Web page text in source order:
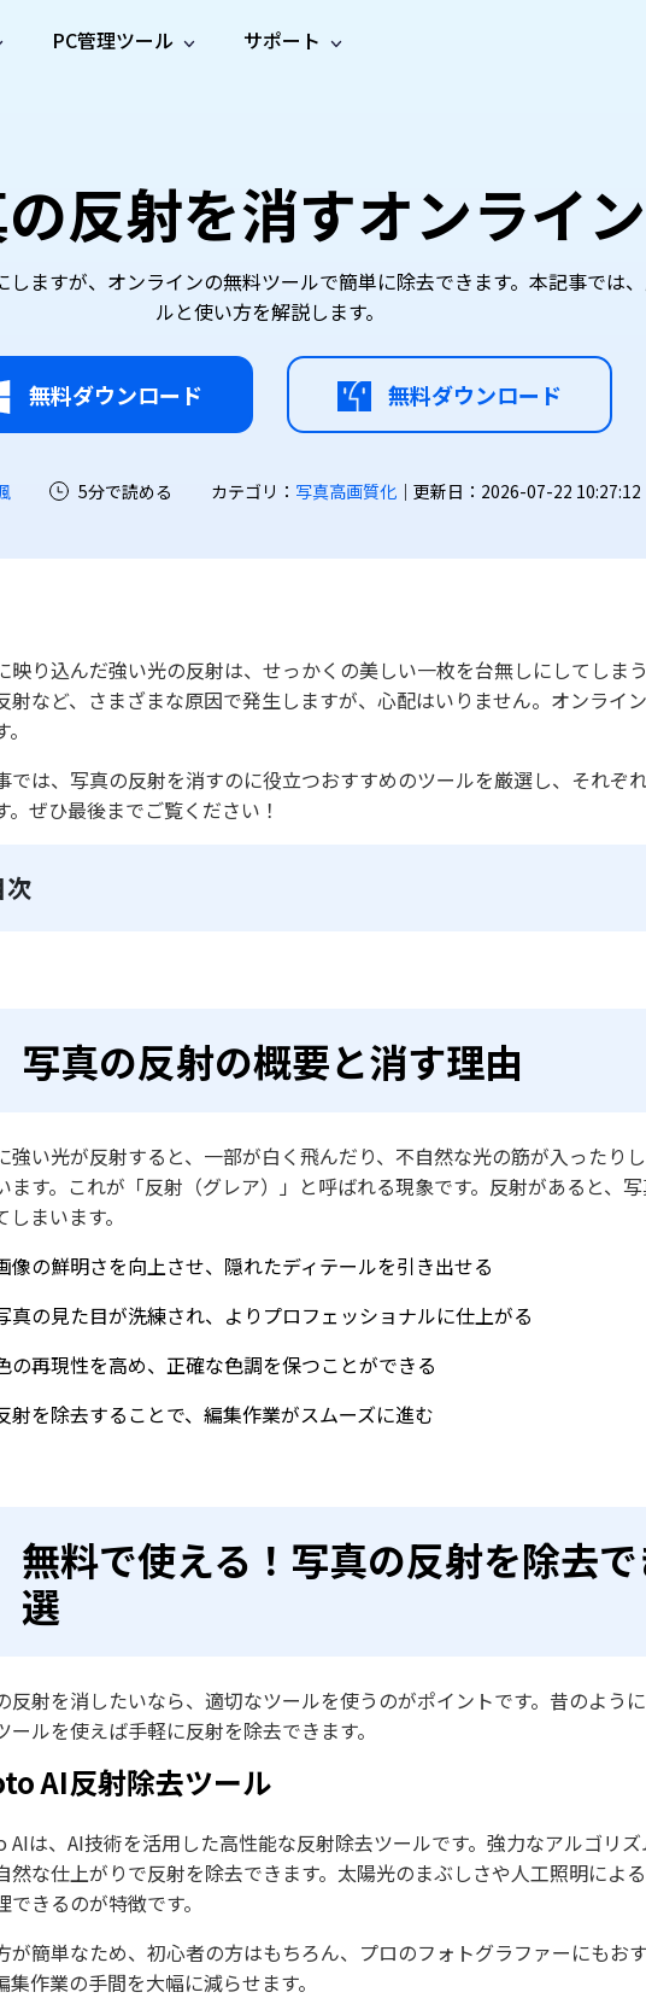
データ復元
のデータを復元
LINE データ復元
LINEのデータを復元
·
·
動画修
復
写真修
復
メント
修復
音声修
動画高
画質化
AI
写真高
AI
オンライン写真修復
オンラインファイル
PC管理ツール
ルを検出・削除
Cleamio
新製
リーンアップ＆最適化
WindowsのDLLエラーを修復
Email Repair
破損したPST/OSTファイルを修復
· ハードデ
· Cドライブ
· MBRを
サポート
イドセンター
ド
処法
反射を消すオンライ
ますが、オンラインの無料ツールで簡単に除去できます。本記事では
ルと使い方を解説します。
無料ダウンロード 無料ダウンロード
5分で読める カテゴリ： 写真高画質化 ｜更新日：2026-07-22 10:27:12
映り込んだ強い光の反射は、せっかくの美しい一枚を台無しにしてしま
射など、さまざまな原因で発生しますが、心配はいりません。オンライ
では、写真の反射を消すのに役立つおすすめのツールを厳選し、それぞ
。ぜひ最後までご覧ください！
次
写真の反射の概要と消す理由
強い光が反射すると、一部が白く飛んだり、不自然な光の筋が入ったり
ます。これが「反射（グレア）」と呼ばれる現象です。反射があると、
しまいます。
像の鮮明さを向上させ、隠れたディテールを引き出せる
真の見た目が洗練され、よりプロフェッショナルに仕上がる
の再現性を高め、正確な色調を保つことができる
射を除去することで、編集作業がスムーズに進む
無料で使える！写真の反射を除去
選
反射を消したいなら、適切なツールを使うのがポイントです。昔のよう
ールを使えば手軽に反射を除去できます。
AI反射除去ツール
AIは、AI技術を活用した高性能な反射除去ツールです。強力なアルゴリ
然な仕上がりで反射を除去できます。太陽光のまぶしさや人工照明によ
できるのが特徴です。
が簡単なため、初心者の方はもちろん、プロのフォトグラファーにもお
集作業の手間を大幅に減らせます。